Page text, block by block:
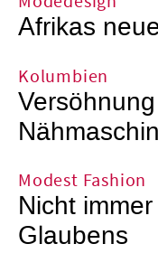
Afrikas
Kolumbien
Modest Fashion
Nicht
Glaubens